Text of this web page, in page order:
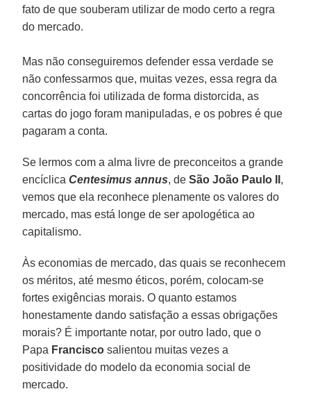
fato de que souberam utilizar de modo certo a regra
do mercado.
Mas não conseguiremos defender essa verdade se
não confessarmos que, muitas vezes, essa regra da
concorrência foi utilizada de forma distorcida, as
cartas do jogo foram manipuladas, e os pobres é que
pagaram a conta.
Se lermos com a alma livre de preconceitos a grande
encíclicaCentesimus annus, deSão João Paulo II ,
vemos que ela reconhece plenamente os valores do
mercado, mas está longe de ser apologética ao
capitalismo.
Às economias de mercado, das quais se reconhecem
os méritos, até mesmo éticos, porém, colocam-se
fortes exigências morais. O quanto estamos
honestamente dando satisfação a essas obrigações
morais? É importante notar, por outro lado, que o
Papa Francisco salientou muitas vezes a
positividade do modelo da economia social de
mercado.